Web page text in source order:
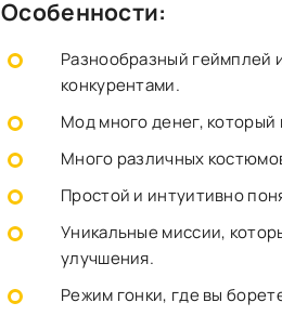
Особенности:
Разнообразный геймплей
конкурентами.
Мод много денег,
Много различных
Простой и интуитивно
Уникальные миссии,
улучшения.
Режим гонки, где вы